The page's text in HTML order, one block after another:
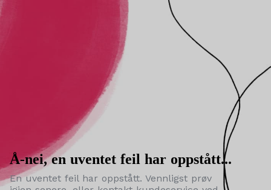
Å-nei, en uventet feil har oppstått...
En uventet feil har oppstått. Vennligst prøv